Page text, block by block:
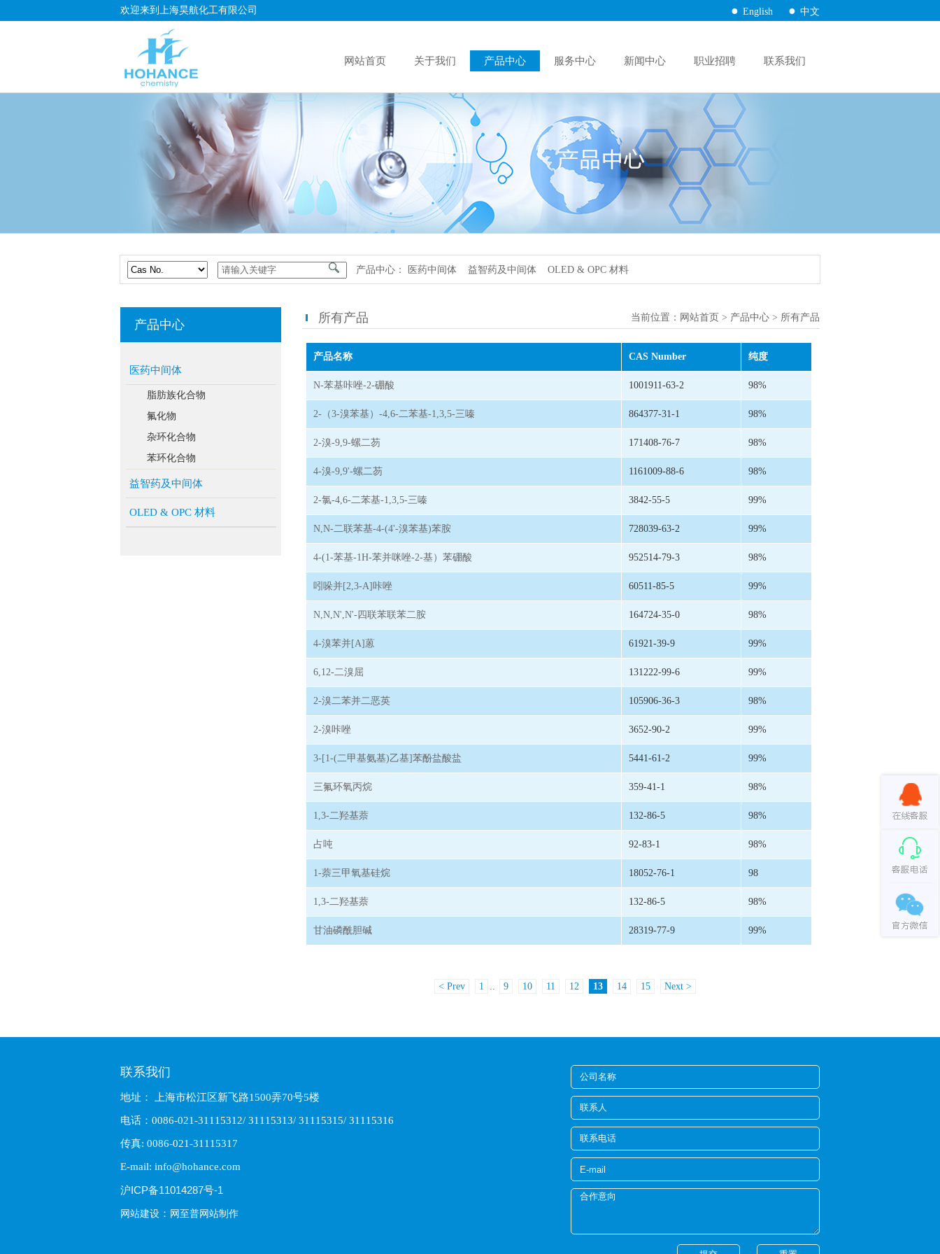
欢迎来到上海昊航化工有限公司 ● English ● 中文
网站首页 关于我们 产品中心 服务中心 新闻中心 职业招聘 联系我们
产品中心： 医药中间体 益智药及中间体 OLED & OPC 材料
产品中心
医药中间体
脂肪族化合物
氟化物
杂环化合物
苯环化合物
益智药及中间体
OLED & OPC 材料
所有产品 当前位置： 网站首页 > 产品中心 > 所有产品
产品名称 CAS Number 纯度
N-苯基咔唑-2-硼酸 1001911-63-2 98%
2-（3-溴苯基）-4,6-二苯基-1,3,5-三嗪 864377-31-1 98%
2-溴-9,9-螺二芴 171408-76-7 98%
4-溴-9,9'-螺二芴 1161009-88-6 98%
2-氯-4,6-二苯基-1,3,5-三嗪 3842-55-5 99%
N,N-二联苯基-4-(4'-溴苯基)苯胺 728039-63-2 99%
4-(1-苯基-1H-苯并咪唑-2-基）苯硼酸 952514-79-3 98%
吲哚并[2,3-A]咔唑 60511-85-5 99%
N,N,N',N'-四联苯联苯二胺 164724-35-0 98%
4-溴苯并[A]蒽 61921-39-9 99%
6,12-二溴屈 131222-99-6 99%
2-溴二苯并二恶英 105906-36-3 98%
2-溴咔唑 3652-90-2 99%
3-[1-(二甲基氨基)乙基]苯酚盐酸盐 5441-61-2 99%
三氟环氧丙烷 359-41-1 98%
1,3-二羟基萘 132-86-5 98%
占吨 92-83-1 98%
1-萘三甲氧基硅烷 18052-76-1 98
1,3-二羟基萘 132-86-5 98%
甘油磷酰胆碱 28319-77-9 99%
< Prev 1 .. 9 10 11 12 13 14 15 Next >
联系我们
地址： 上海市松江区新飞路1500弄70号5楼
电话：0086-021-31115312/ 31115313/ 31115315/ 31115316
传真: 0086-021-31115317
E-mail: info@hohance.com
沪ICP备11014287号-1
网站建设 ： 网至普网站制作